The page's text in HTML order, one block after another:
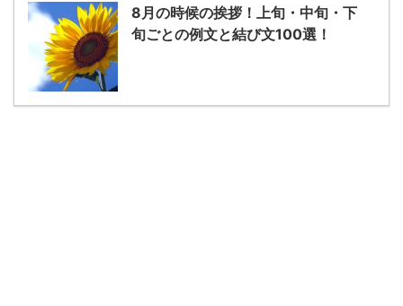
8月の時候の挨拶！上旬・中旬・下
旬ごとの例文と結び文100選！